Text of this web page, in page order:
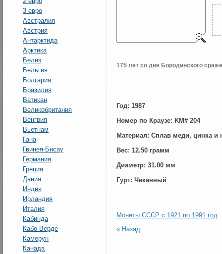
3 евро
Австралия
Австрия
Антарктида
Арктика
Белиз
Бельгия
Болгария
Бразилия
Ватикан
Великобритания
Венгрия
Вьетнам
Гана
Гвинея-Бисау
Германия
Греция
Дания
Индия
Ирландия
Италия
Кабинда
Кабо-Верде
Камерун
Канада
175 лет со дня Бородинского
Год: 1987
Номер по Краузе: KM# 204
Материал: Сплав меди, цинка и
Вес: 12.50 грамм
Диаметр: 31.00 мм
Гурт: Чеканный
Монеты СССР с 1921 по 1991 год
« Назад